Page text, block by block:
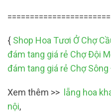
{ Shop Hoa Tươi Ở Chợ
đám tang giá rẻ Chợ Đội
đám tang giá rẻ Chợ
Xem thêm >> lẵng hoa
nội,